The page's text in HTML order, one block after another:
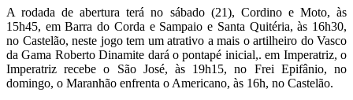
A rodada de abertura terá no sábado (21), Cordino e Moto, às
15h45, em Barra do Corda e Sampaio e Santa Quitéria, às 16h30,
no Castelão, neste jogo tem um atrativo a mais o artilheiro do Vasco
da Gama Roberto Dinamite dará o pontapé inicial,. em Imperatriz, o
Imperatriz recebe o São José, às 19h15, no Frei Epifânio, no
domingo, o Maranhão enfrenta o Americano, às 16h, no Castelão.